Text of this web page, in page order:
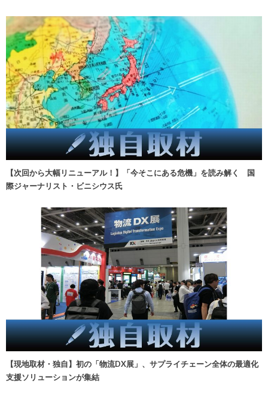
【次回から大幅リニューアル！】「今そこにある危機」を読み解く 国
際ジャーナリスト・ビニシウス氏
【現地取材・独自】初の「物流DX展」、サプライチェーン全体の最適化
支援ソリューションが集結